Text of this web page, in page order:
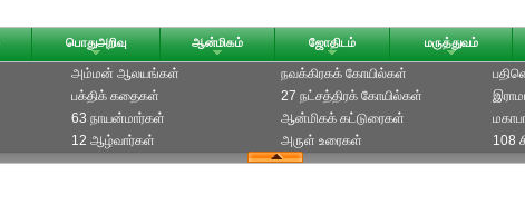
பொதுஅறிவு ஆன்மிகம் ஜோதிடம் மருத்துவம்
அம்மன் ஆலயங்கள்
பக்திக் கதைகள்
63 நாயன்மார்கள்
12 ஆழ்வார்கள்
நவக்கிரகக் கோயில்கள்
27 நட்சத்திரக் கோயில்கள்
ஆன்மிகக் கட்டுரைகள்
அருள் உரைகள்
108